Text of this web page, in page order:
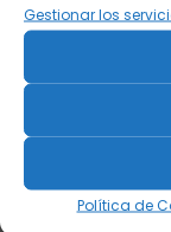
Gestionar los
Política de
Tisanera
13,90€
Té verde
Té verde
25,40€